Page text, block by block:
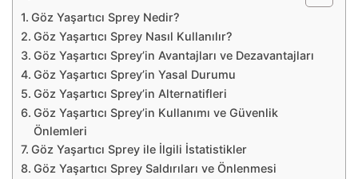
Göz Yaşartıcı Sprey Nedir?
Göz Yaşartıcı Sprey Nasıl Kullanılır?
Göz Yaşartıcı Sprey’in Avantajları ve Dezavantajları
Göz Yaşartıcı Sprey’in Yasal Durumu
Göz Yaşartıcı Sprey’in Alternatifleri
Göz Yaşartıcı Sprey’in Kullanımı ve Güvenlik
Önlemleri
Göz Yaşartıcı Sprey ile İlgili İstatistikler
Göz Yaşartıcı Sprey Saldırıları ve Önlenmesi